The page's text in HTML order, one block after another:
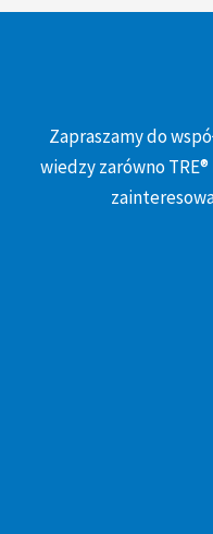
Zapraszamy do
wiedzy zarówno